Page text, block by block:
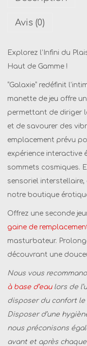
d
G
a
l
a
x
M
a
s
u
r
b
a
t
e
u
r
M
a
Avis (0)
Explorez l’Infini du
Haut de Gamme !
“Galaxie” redéfinit
manette de jeu offre
permettant de diriger
et de savourer des
emplacement prévu
expérience interactive
sommets cosmiques.
sensoriel
notre boutique
Offrez une seconde
gaine de
masturbateur.
découvrant une
Nous vous
à base d’eaulors de
disposer du confort le
Disposer d’une
nous préconisons
avant et après